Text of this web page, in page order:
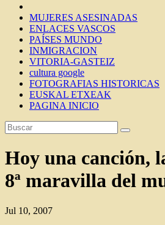
MUJERES ASESINADAS
ENLACES VASCOS
PAÍSES MUNDO
INMIGRACION
VITORIA-GASTEIZ
cultura google
FOTOGRAFIAS HISTORICAS
EUSKAL ETXEAK
PAGINA INICIO
Hoy una canción,
8ª maravilla del
Jul 10, 2007